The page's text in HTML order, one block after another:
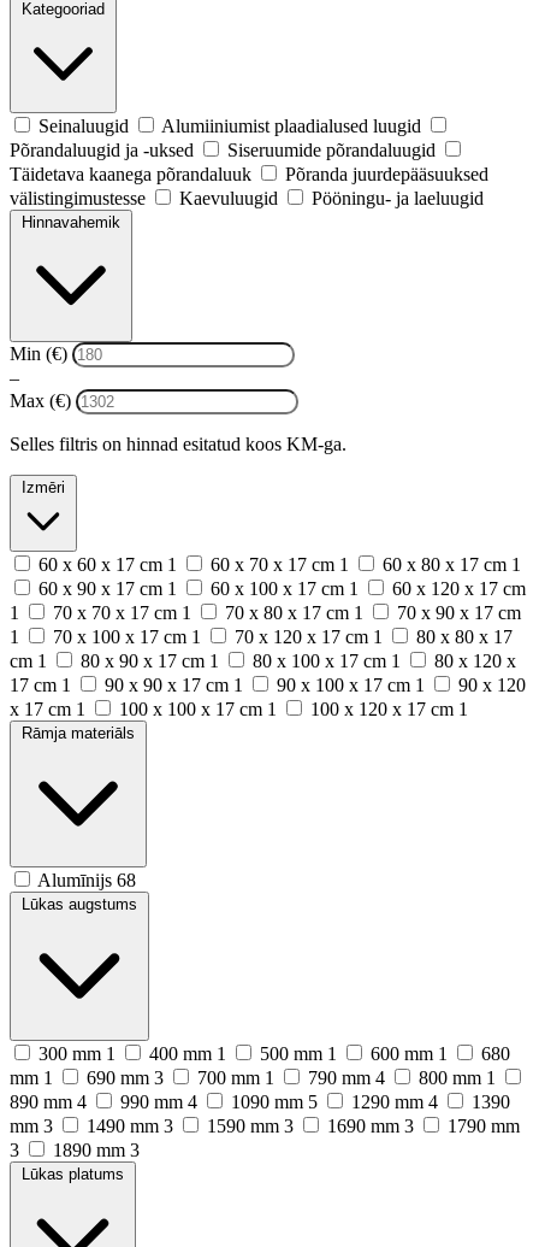
Kategooriad
Seinaluugid
Alumiiniumist plaadialused luugid
Põrandaluugid ja -uksed
Siseruumide põrandaluugid
Täidetava kaanega põrandaluuk
Põranda juurdepääsuuksed
välistingimustesse
Kaevuluugid Pööningu- ja laeluugid
Hinnavahemik
Min (€)
–
Max (€)
Selles filtris on hinnad esitatud koos KM-ga.
Izmēri
60 х 60 x 17 cm 1 60 х 70 x 17 cm 1 60 х 80 x 17 cm 1
60 х 90 x 17 cm 1 60 х 100 x 17 cm 1
60 х 120 x 17 cm
1
70 х 70 x 17 cm 1 70 х 80 x 17 cm 1
70 х 90 x 17 cm
1
70 х 100 x 17 cm 1 70 х 120 x 17 cm 1
80 х 80 x 17
cm 1 80 х 90 x 17 cm 1 80 х 100 x 17 cm 1
80 х 120 x
17 cm 1 90 х 90 x 17 cm 1 90 х 100 x 17 cm 1
90 х 120
x 17 cm 1 100 х 100 x 17 cm 1 100 х 120 x 17 cm 1
Rāmja materiāls
Alumīnijs 68
Lūkas augstums
300 mm 1 400 mm 1 500 mm 1 600 mm 1
680
mm 1 690 mm 3 700 mm 1 790 mm 4 800 mm 1
890 mm 4 990 mm 4 1090 mm 5 1290 mm 4
1390
mm 3 1490 mm 3 1590 mm 3 1690 mm 3
1790 mm
3
1890 mm 3
Lūkas platums